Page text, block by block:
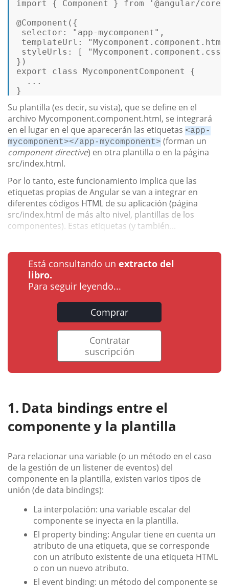
import { Component } from '@angular/core'
@Component({
selector:
"app-mycomponent" ,
templateUrl:
styleUrls: [
"Mycomponent.component.css"
})
export class MycomponentComponent
{
...
}
Su plantilla (es decir, su vista), que se define en el
archivo Mycomponent.component.html, se integrará
en el lugar en el que aparecerán las etiquetas <app-
mycomponent></app-mycomponent> (forman un
component directive) en otra plantilla o en la página
src/index.html.
Por lo tanto, este funcionamiento implica que las
etiquetas propias de Angular se van a integrar en
diferentes códigos HTML de su aplicación (página
src/index.html de más alto nivel, plantillas de los
componentes). Estas etiquetas (y también...
Está consultando un extracto del
libro.
Para seguir leyendo...
Comprar
Contratar
suscripción
Data bindings entre el
componente y la plantilla
Para relacionar una variable (o un método en el caso
de la gestión de un listener de eventos) del
componente en la plantilla, existen varios tipos de
unión (de data bindings):
La interpolación: una variable escalar del
componente se inyecta en la plantilla.
El property binding: Angular tiene en cuenta un
atributo de una etiqueta, que se corresponde
con un atributo existente de una etiqueta HTML
o con un nuevo atributo.
El event binding: un método del componente se